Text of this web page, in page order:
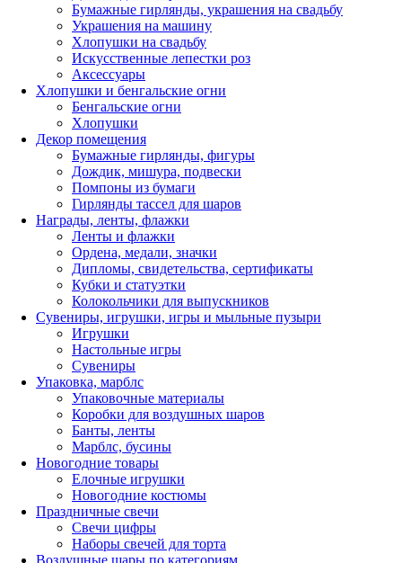
Бумажные гирлянды, украшения на свадьбу
Украшения на машину
Хлопушки на свадьбу
Искусственные лепестки роз
Аксессуары
Хлопушки и бенгальские огни
Бенгальские огни
Хлопушки
Декор помещения
Бумажные гирлянды, фигуры
Дождик, мишура, подвески
Помпоны из бумаги
Гирлянды тассел для шаров
Награды, ленты, флажки
Ленты и флажки
Ордена, медали, значки
Дипломы, свидетельства, сертификаты
Кубки и статуэтки
Колокольчики для выпускников
Сувениры, игрушки, игры и мыльные пузыри
Игрушки
Настольные игры
Сувениры
Упаковка, марблс
Упаковочные материалы
Коробки для воздушных шаров
Банты, ленты
Марблс, бусины
Новогодние товары
Елочные игрушки
Новогодние костюмы
Праздничные свечи
Свечи цифры
Наборы свечей для торта
Воздушные шары по категориям